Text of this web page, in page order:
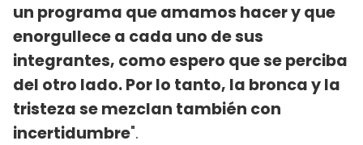
un programa que amamos hacer y que
enorgullece a cada uno de sus
integrantes, como espero que se perciba
del otro lado. Por lo tanto, la bronca y la
tristeza se mezclan también con
incertidumbre".